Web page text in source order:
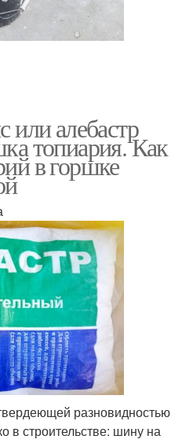
или алебастр
топиария. Как
в горшке
разновидностью
в строительстве: шину на